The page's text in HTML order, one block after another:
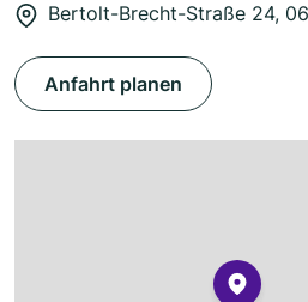
Bertolt-Brecht-Straße 24,
Anfahrt planen